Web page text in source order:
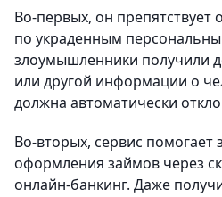
Во-первых, он
по украденным
злоумышленники получили
или другой информации о
должна автоматически
Во-вторых, сервис помогает
оформления займов через
онлайн-банкинг. Даже